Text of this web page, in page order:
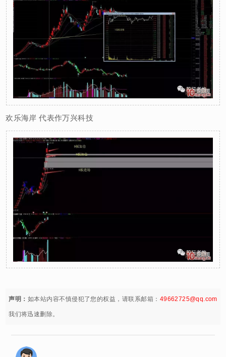
欢乐海岸 代表作万兴科技
声明： 如本站内容不慎侵犯了您的权益，请联系邮箱： 49662725@qq.com
我们将迅速删除。